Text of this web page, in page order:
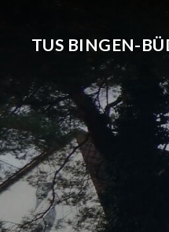
TUS BINGEN-